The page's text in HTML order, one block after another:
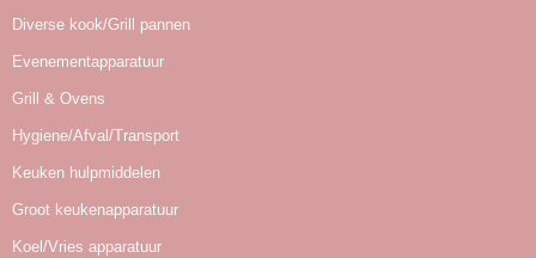
Diverse kook/Grill pannen
Evenementapparatuur
Grill & Ovens
Hygiene/Afval/Transport
Keuken hulpmiddelen
Groot keukenapparatuur
Koel/Vries apparatuur